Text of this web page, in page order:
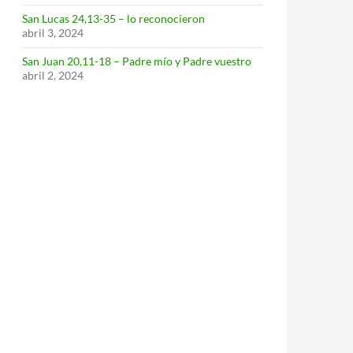
San Lucas 24,13-35 – lo reconocieron
abril 3, 2024
San Juan 20,11-18 – Padre mío y Padre vuestro
abril 2, 2024